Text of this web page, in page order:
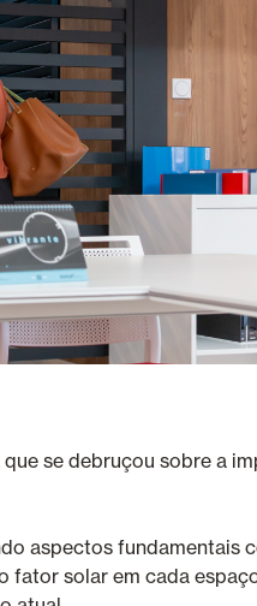
se debruçou sobre a
aspectos fundamentais
fator solar em cada